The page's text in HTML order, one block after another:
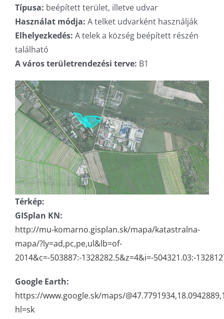
Típusa: beépített terület, illetve udvar
Használat módja: A telket udvarként használják
Elhelyezkedés: A telek a község beépített részén
található
A város területrendezési terve: B1
Térkép:
GISplan KN:
http://mu-komarno.gisplan.sk/mapa/katastralna-
mapa/?ly=ad,pc,pe,ul&lb=of-
2014&c=-503887:-1328282.5&z=4&i=-504321.03:-
Google Earth:
https://www.google.sk/maps/
hl=sk